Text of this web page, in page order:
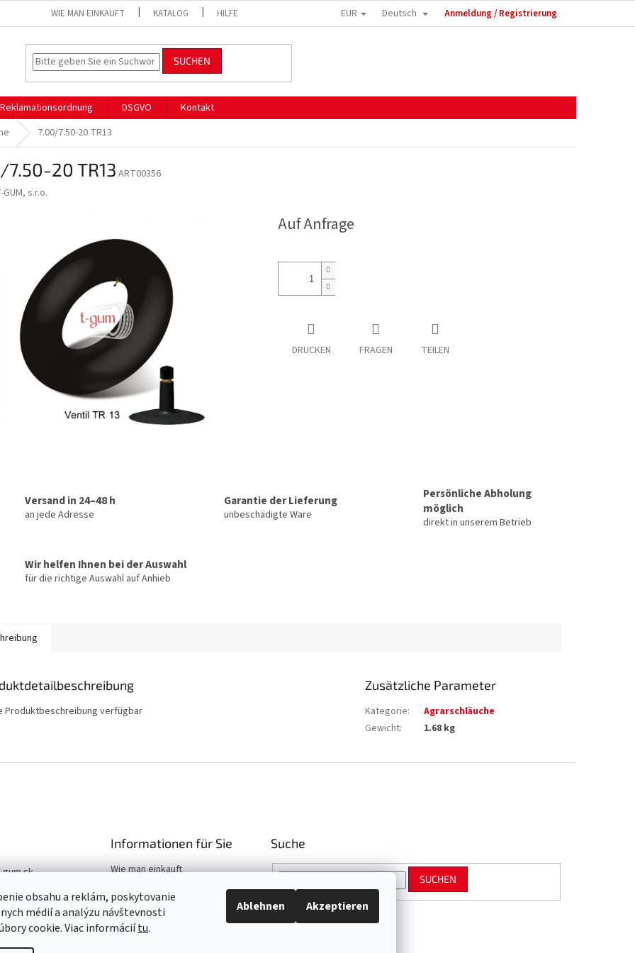
obsahu a reklám, poskytovanie
médií a analýzu návštevnosti
cookie. Viac informáciítu.
Ablehnen Akzeptieren
WIE MAN EINKAUFT KATALOG HILFE EUR Deutsch Anmeldung / Registrierung
SUCHEN
Reklamationsordnung DSGVO
Kontakt
7.00/7.50-20 TR13
7.50-20 TR13 ART00356
GUM, s.r.o.
Auf Anfrage
DRUCKEN FRAGEN TEILEN
Versand in 24–48 h
an jede Adresse
Garantie der Lieferung
unbeschädigte Ware
Persönliche Abholung
möglich
direkt in unserem Betrieb
Wir helfen Ihnen bei der Auswahl
für die richtige Auswahl auf Anhieb
Produktbeschreibung verfügbar
Zusätzliche Parameter
Kategorie:
Agrarschläuche
Gewicht: 1.68 kg
gum.sk
907 970
509 061
Informationen für Sie
Wie man einkauft
Hilfe
Suche
SUCHEN